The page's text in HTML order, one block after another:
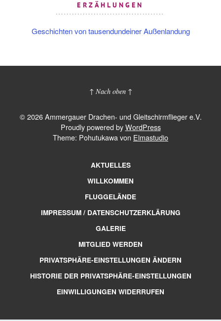
ERZÄHLUNGEN
Geschichten von tausendundeiner Außenlandung
↑ Nach oben ↑
© 2026 Ammergauer Drachen- und Gleitschirmflieger e.V.
Proudly powered byWordPress
Theme: Pohutukawa von Elmastudio
AKTUELLES
WILLKOMMEN
FLUGGELÄNDE
IMPRESSUM / DATENSCHUTZERKLÄRUNG
GALERIE
MITGLIED WERDEN
PRIVATSPHÄRE-EINSTELLUNGEN ÄNDERN
HISTORIE DER PRIVATSPHÄRE-EINSTELLUNGEN
EINWILLIGUNGEN WIDERRUFEN